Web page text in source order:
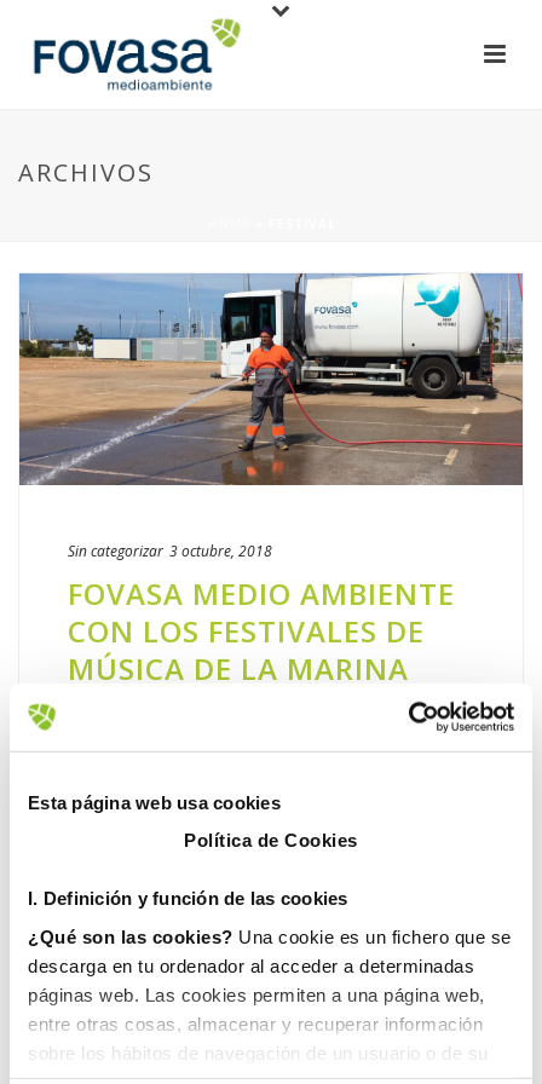
Esta página web usa cookies
Política de Cookies
I. Definición y función de las cookies
¿Qué son las cookies? Una cookie es un fichero que se
descarga en tu ordenador al acceder a determinadas
páginas web. Las cookies permiten a una página web,
entre otras cosas, almacenar y recuperar información
sobre los hábitos de navegación de un usuario o de su
ARCHIVOS
Sin categorizar 3 octubre, 2018
FOVASA MEDIO AMBIENTE
CON LOS FESTIVALES DE
MÚSICA DE LA MARINA
• ‘Love the tuenti´s’ y ‘Brunch – in the park’
confían a la compañía los trabajos de
eventos La Marina de Valencia se convirtió el
pasado septiembre en el [...]
Buscar